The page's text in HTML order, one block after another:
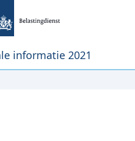
informatie 2021